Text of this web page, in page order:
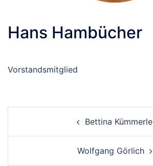
Hans Hambücher
Vorstandsmitglied
Bettina Kümmerle
Wolfgang Görlich